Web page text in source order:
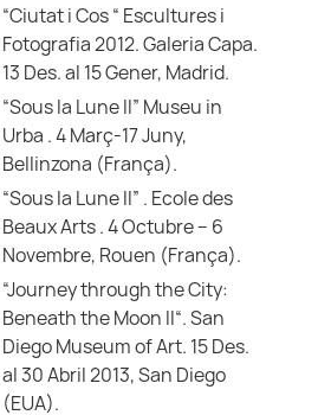
“Ciutat i Cos “ Escultures i
Fotografia 2012. Galeria Capa.
13 Des. al 15 Gener, Madrid.
“Sous la Lune II” Museu in
Urba . 4 Març-17 Juny,
Bellinzona (França).
“Sous la Lune II” . Ecole des
Beaux Arts . 4 Octubre – 6
Novembre, Rouen (França).
“Journey through the City:
Beneath the Moon II“. San
Diego Museum of Art. 15 Des.
al 30 Abril 2013, San Diego
(EUA).